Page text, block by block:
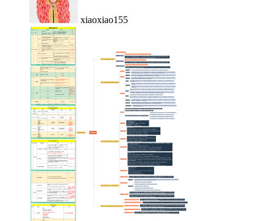
xiaoxiao155